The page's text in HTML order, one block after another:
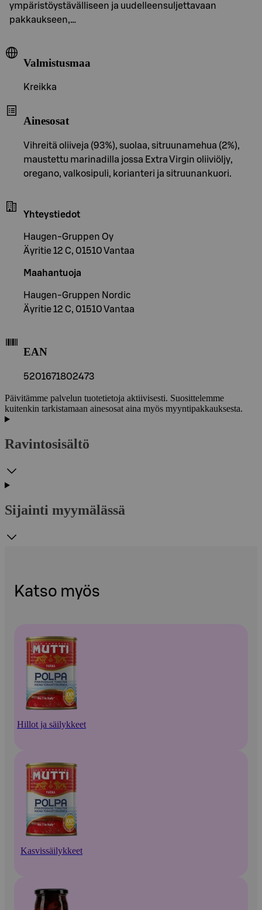
ympäristöystävälliseen ja uudelleensuljettavaan
pakkaukseen,…
Valmistusmaa
Kreikka
Ainesosat
Vihreitä oliiveja (93%), suolaa, sitruunamehua (2%),
maustettu marinadilla jossa Extra Virgin oliiviöljy,
oregano, valkosipuli, korianteri ja sitruunankuori.
Yhteystiedot
Haugen-Gruppen Oy
Äyritie 12 C, 01510 Vantaa
Maahantuoja
Haugen-Gruppen Nordic
Äyritie 12 C, 01510 Vantaa
EAN
5201671802473
Päivitämme palvelun tuotetietoja aktiivisesti. Suosittelemme
kuitenkin tarkistamaan ainesosat aina myös myyntipakkauksesta.
Ravintosisältö
Sijainti myymälässä
Katso myös
Hillot ja säilykkeet
Kasvissäilykkeet